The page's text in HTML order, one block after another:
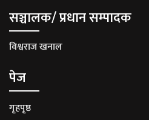
सञ्चालक/ प्रधान सम्पादक
विश्वराज खनाल
पेज
गृहपृष्ठ